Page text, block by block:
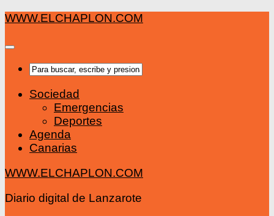
Saltar
contenido
WWW.ELCHAPLON.COM
Sociedad
Emergencias
Deportes
Agenda
Canarias
WWW.ELCHAPLON.COM
Diario digital de Lanzarote